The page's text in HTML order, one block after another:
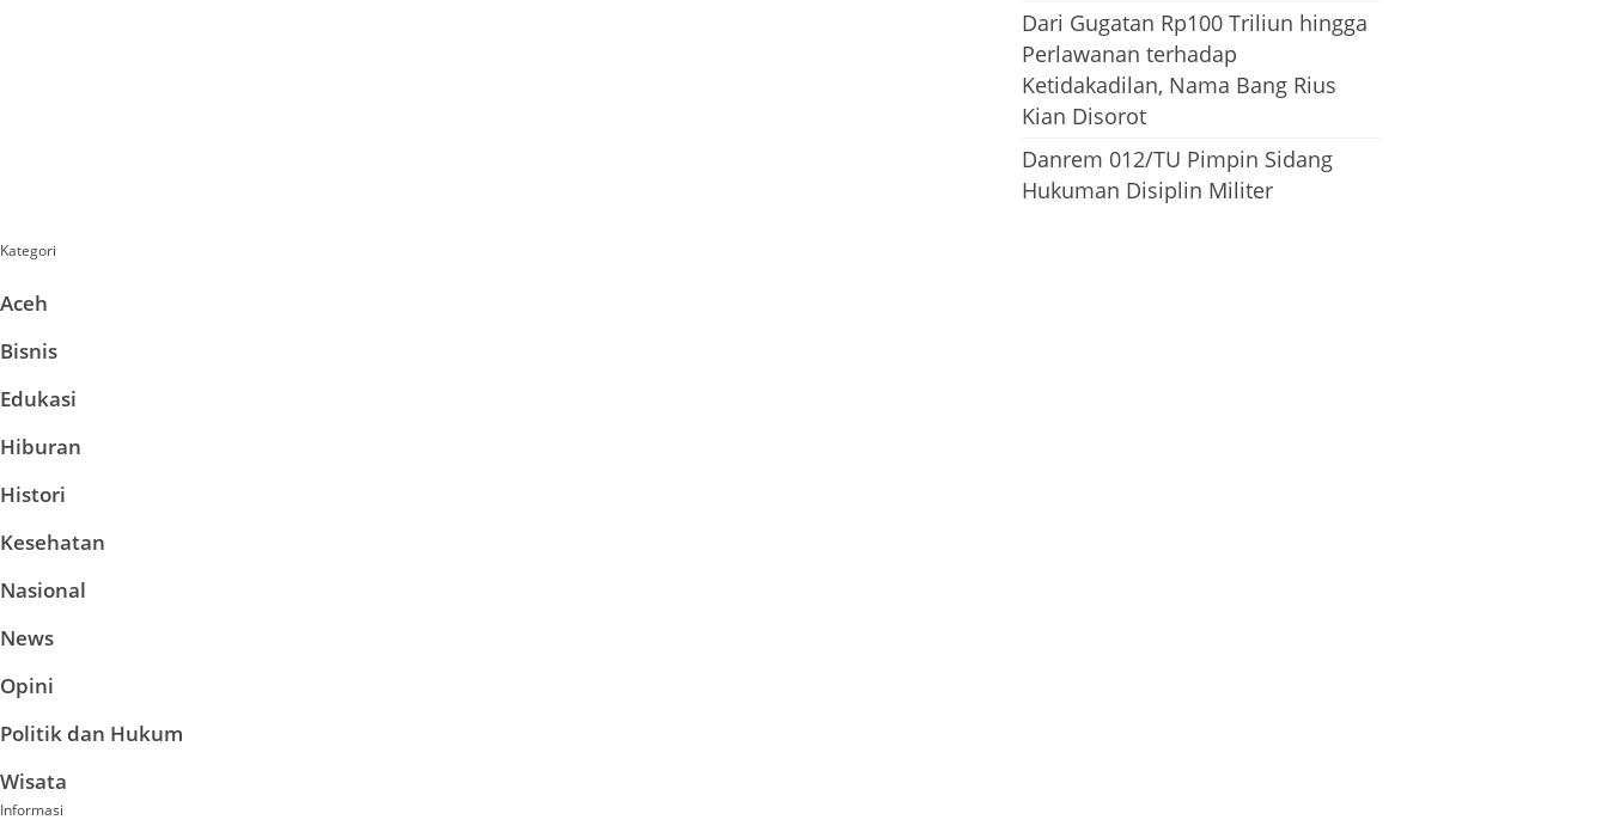
Dari Gugatan Rp100 Triliun hingga
Perlawanan terhadap
Ketidakadilan, Nama Bang Rius
Kian Disorot
Danrem 012/TU Pimpin Sidang
Hukuman Disiplin Militer
Kategori
Aceh
Bisnis
Edukasi
Hiburan
Histori
Kesehatan
Nasional
News
Opini
Politik dan Hukum
Wisata
Informasi